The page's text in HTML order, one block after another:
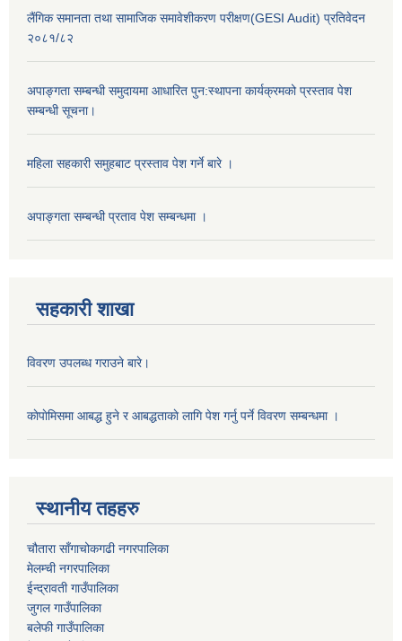
लैंगिक समानता तथा सामाजिक समावेशीकरण परीक्षण(GESI Audit) प्रतिवेदन
२०८१/८२
अपाङ्गता सम्बन्धी समुदायमा आधारित पुन:स्थापना कार्यक्रमको प्रस्ताव पेश
सम्बन्धी सूचना।
महिला सहकारी समुहबाट प्रस्ताव पेश गर्ने बारे ।
अपाङ्गता सम्बन्धी प्रताव पेश सम्बन्धमा ।
सहकारी शाखा
विवरण उपलब्ध गराउने बारे।
काेपाेमिसमा आबद्ध हुने र आबद्धताकाे लागि पेश गर्नु पर्ने विवरण सम्बन्धमा ।
स्थानीय तहहरु
चौतारा साँगाचोकगढी नगरपालिका
मेलम्ची नगरपालिका
ईन्द्रावती गाउँपालिका
जुगल गाउँपालिका
बलेफी गाउँपालिका